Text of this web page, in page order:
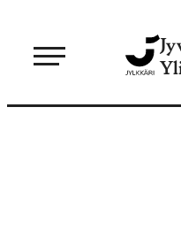
sisältöön